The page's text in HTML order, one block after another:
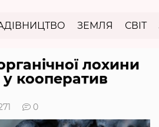
ЗЕМЛЯ СВІТ
лохини
у кооператив
0